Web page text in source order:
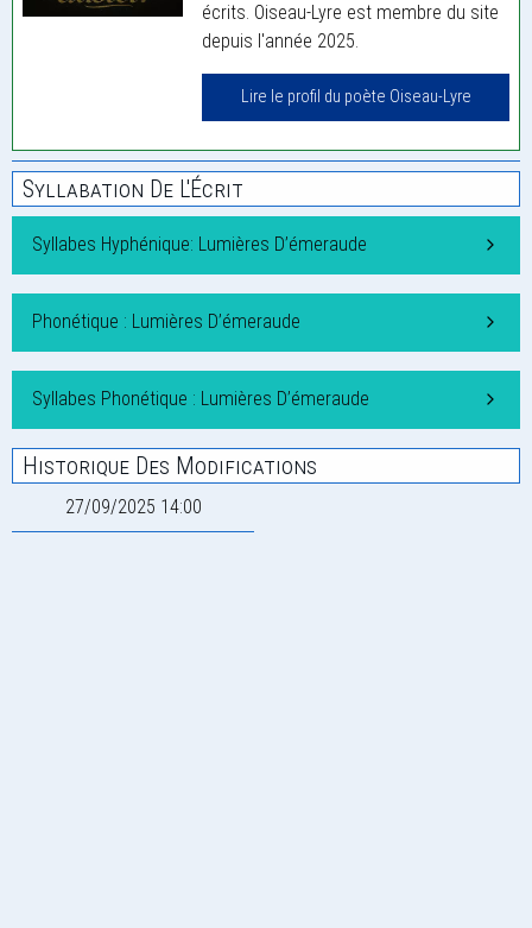
écrits. Oiseau-Lyre est membre du site
depuis l'année 2025.
Lire le profil du poète Oiseau-Lyre
Syllabation De L'Écrit
Syllabes Hyphénique: Lumières D’émeraude
Phonétique : Lumières D’émeraude
Syllabes Phonétique : Lumières D’émeraude
Historique Des Modifications
27/09/2025 14:00